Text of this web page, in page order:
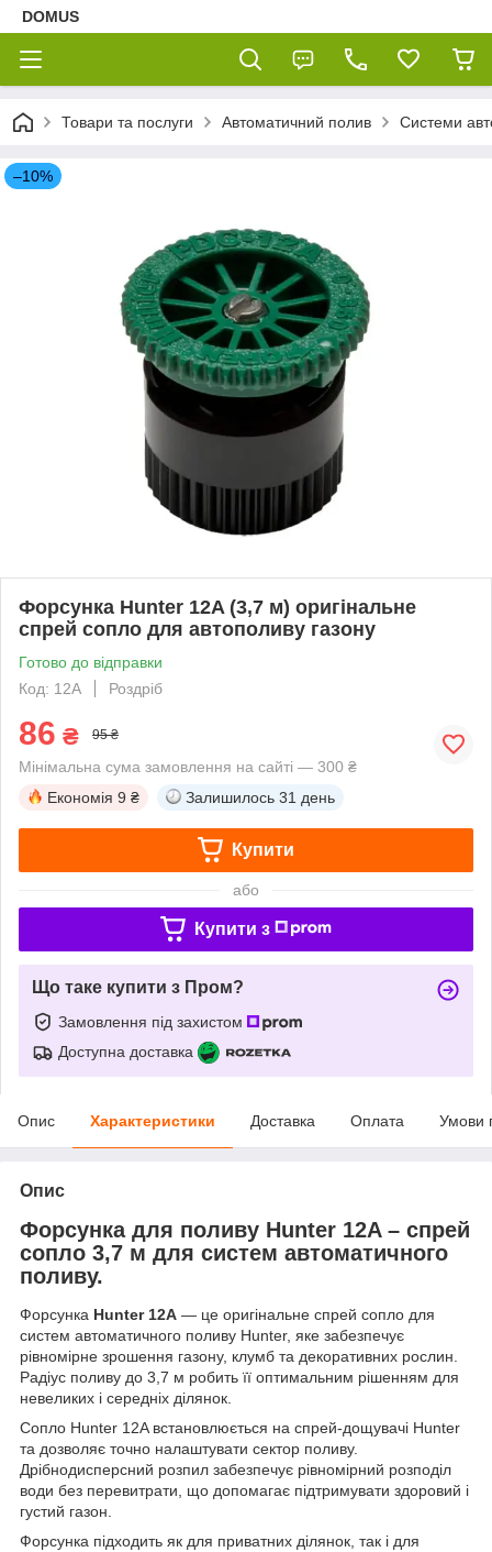
DOMUS
Товари та послуги Автоматичний полив Системи
–10%
Форсунка Hunter 12A (3,7 м) оригінальне
спрей сопло для автополиву газону
Готово до відправки
Код: 12A
Роздріб
86 ₴ 95 ₴
Мінімальна сума замовлення на сайті — 300 ₴
Економія 9 ₴ Залишилось 31 день
Купити
або
Купити з
Що таке купити з Пром?
Замовлення під захистом
Доступна доставка
Опис Характеристики Доставка Оплата Умови
Опис
Форсунка для поливу Hunter 12A – спрей
сопло 3,7 м для систем автоматичного
поливу.
Форсунка Hunter 12A — це оригінальне спрей сопло для
систем автоматичного поливу Hunter, яке забезпечує
рівномірне зрошення газону, клумб та декоративних рослин.
Радіус поливу до 3,7 м робить її оптимальним рішенням для
невеликих і середніх ділянок.
Сопло Hunter 12A встановлюється на спрей-дощувачі Hunter
та дозволяє точно налаштувати сектор поливу.
Дрібнодисперсний розпил забезпечує рівномірний розподіл
води без перевитрати, що допомагає підтримувати здоровий і
густий газон.
Форсунка підходить як для приватних ділянок, так і для